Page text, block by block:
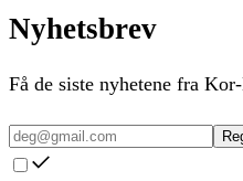
Nyhetsbrev
Få de siste nyhetene fra